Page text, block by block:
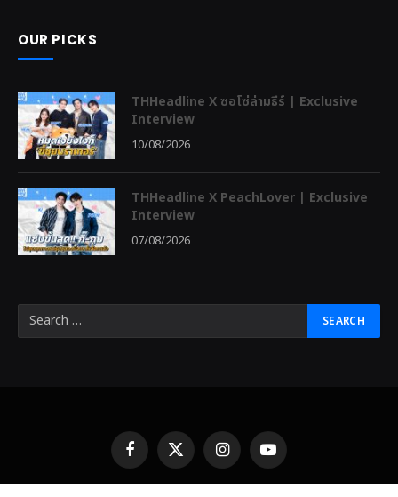
OUR PICKS
THHeadline X ซอโซ่ล่ามธีร์ | Exclusive
Interview
10/08/2026
THHeadline X PeachLover | Exclusive
Interview
07/08/2026
FacebookX
(Twitter)
InstagramYouTube